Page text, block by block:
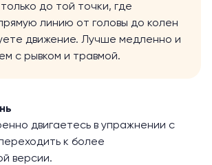
до той точки, где
линию от головы до колен
движение. Лучше медленно и
с рывком и травмой.
двигаетесь в упражнении с
к более
версии.